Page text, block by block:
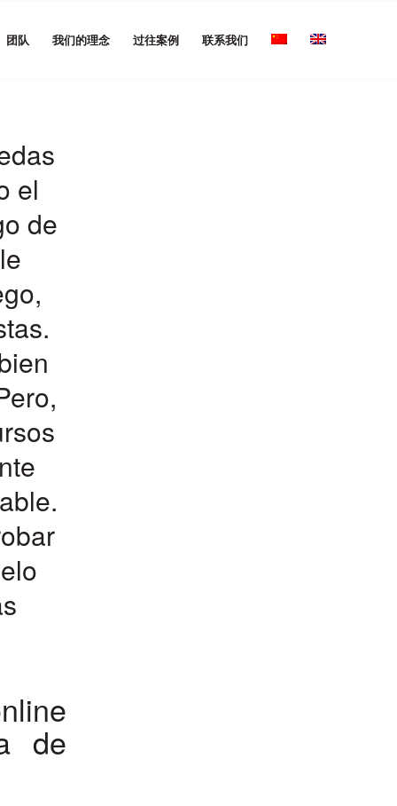
团队 我们的理念 过往案例 联系我们
el
de
de